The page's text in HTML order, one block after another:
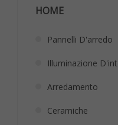
HOME
Pannelli D'arredo
Illuminazione
Arredamento
Ceramiche